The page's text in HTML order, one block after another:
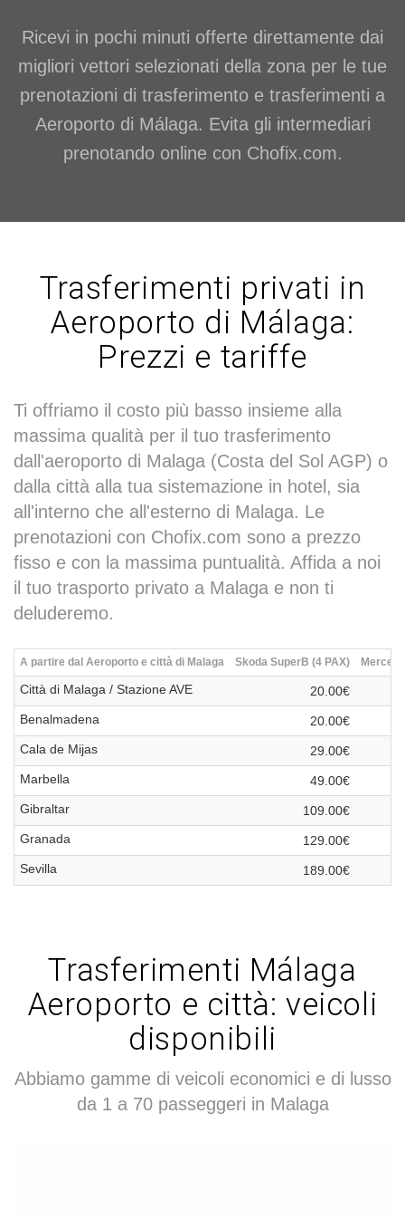
Ricevi in pochi minuti offerte direttamente dai
migliori vettori selezionati della zona per le tue
prenotazioni di trasferimento e trasferimenti a
Aeroporto di Málaga. Evita gli intermediari
prenotando online con Chofix.com.
Trasferimenti privati in
Aeroporto di Málaga:
Prezzi e tariffe
Ti offriamo il costo più basso insieme alla
massima qualità per il tuo trasferimento
dall'aeroporto di Malaga (Costa del Sol AGP) o
dalla città alla tua sistemazione in hotel, sia
all'interno che all'esterno di Malaga. Le
prenotazioni con Chofix.com sono a prezzo
fisso e con la massima puntualità. Affida a noi
il tuo trasporto privato a Malaga e non ti
deluderemo.
A partire dal Aeroporto e città di Malaga Skoda SuperB (4 PAX)
Città di Malaga / Stazione AVE
20.00€
Benalmadena
20.00€
Cala de Mijas
29.00€
Marbella
49.00€
Gibraltar
109.00€
Granada
129.00€
Sevilla
189.00€
Trasferimenti Málaga
Aeroporto e città: veicoli
disponibili
Abbiamo gamme di veicoli economici e di lusso
da 1 a 70 passeggeri in Malaga